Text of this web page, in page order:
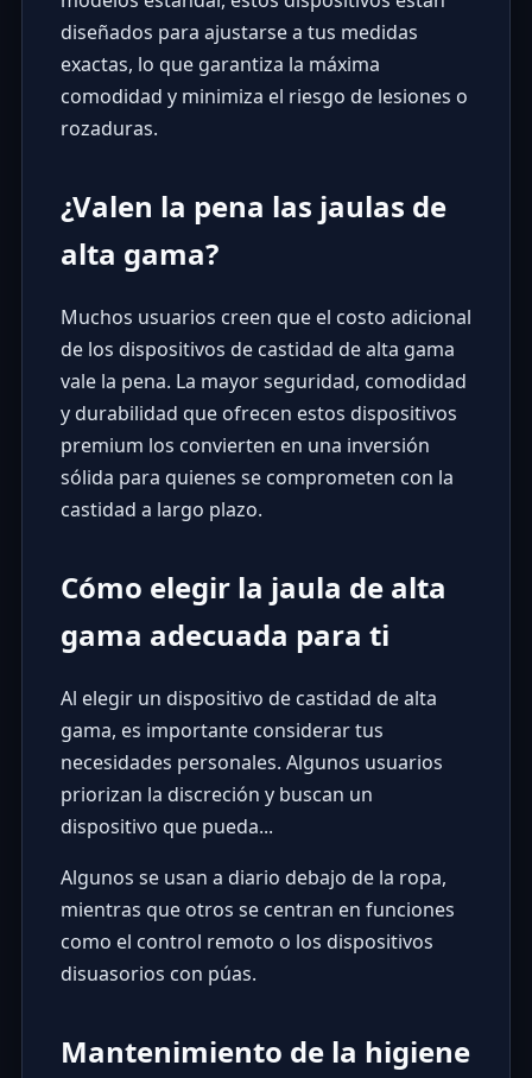
diseñados para ajustarse a tus medidas
exactas, lo que garantiza la máxima
comodidad y minimiza el riesgo de lesiones o
rozaduras.
¿Valen la pena las jaulas de
alta gama?
Muchos usuarios creen que el costo adicional
de los dispositivos de castidad de alta gama
vale la pena. La mayor seguridad, comodidad
y durabilidad que ofrecen estos dispositivos
premium los convierten en una inversión
sólida para quienes se comprometen con la
castidad a largo plazo.
Cómo elegir la jaula de alta
gama adecuada para ti
Al elegir un dispositivo de castidad de alta
gama, es importante considerar tus
necesidades personales. Algunos usuarios
priorizan la discreción y buscan un
dispositivo que pueda...
Algunos se usan a diario debajo de la ropa,
mientras que otros se centran en funciones
como el control remoto o los dispositivos
disuasorios con púas.
Mantenimiento de la higiene